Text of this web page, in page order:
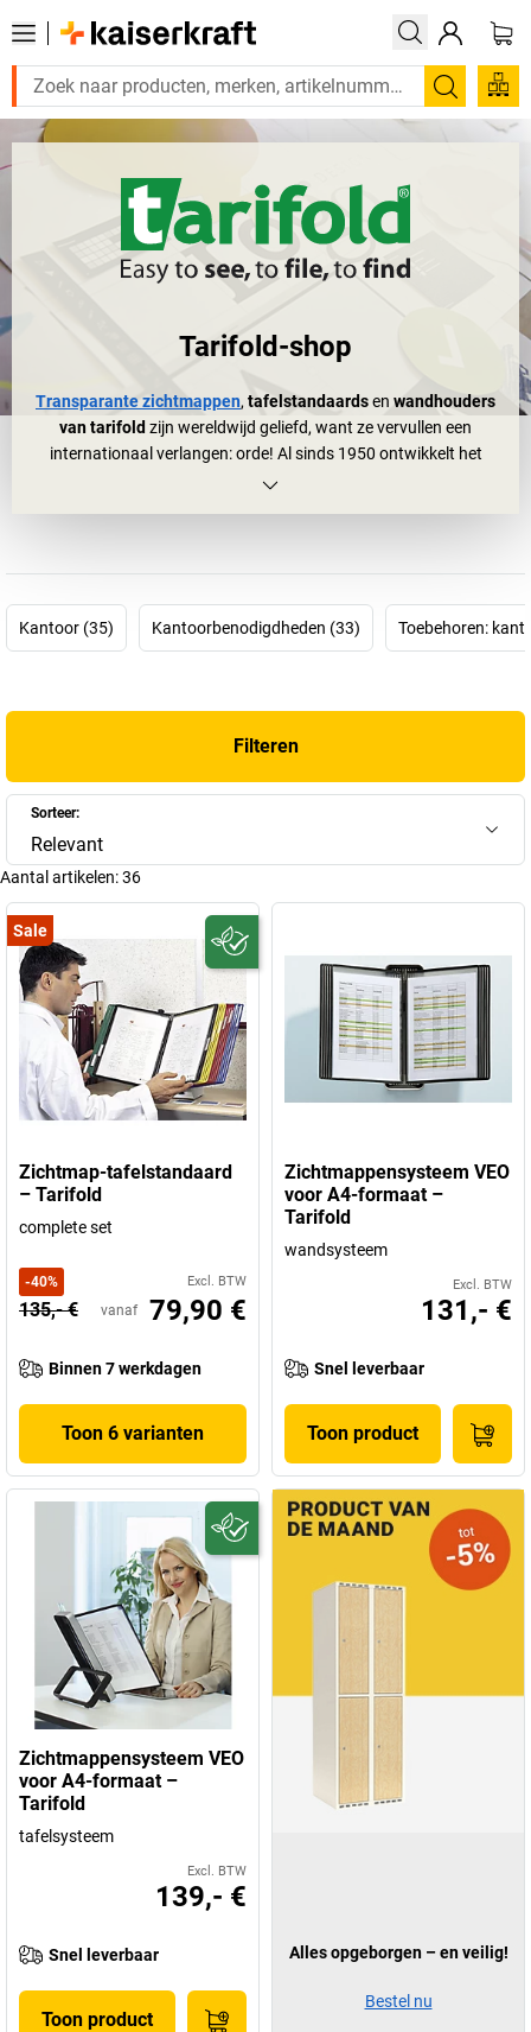
Zoeken
Tarifold-shop
Transparante zichtmappen, tafelstandaardsen wandhouders
van tarifold zijn wereldwijd geliefd, want ze vervullen een
internationaal verlangen: orde! Al sinds 1950 ontwikkelt het
Franse bedrijf tarifold, dat gevestigd is in de mooie Elzas, direct
tarifold als onderdeel van de T3L-groep tot de toonaangevende
fabrikanten in de branche met een hoog exportaandeel over de
zichtmapsystemen van tarifold
handleidingen, checklists enz., centraal beschikbaar en
laboratoria, fabrieken, werkplaatsen of kantoren. In een tarifold-
tafelstandaard kunnen bijvoorbeeld diverse documenten
overzichtelijk en gemakkelijk door te bladeren worden opgesteld,
terwijl een tarifold-hangmap vooral geschikt is voor prijslijsten en
kopieersjablonen. In onze tarifold-shop bestelt u de
ordeningsoplossing die het beste bij u past!
Kantoor (35) Kantoorbenodigdheden (33) Toebehoren:
Filteren
Sorteer:
Relevant
Aantal artikelen:36
Sale
Zichtmap-tafelstandaard
– Tarifold
complete set
-40% Excl. BTW
135,- € vanaf 79,90 €
Binnen 7 werkdagen
Toon 6 varianten
Zichtmappensysteem VEO
voor A4-formaat –
Tarifold
wandsysteem
Excl. BTW
131,- €
Snel leverbaar
Toon product
Zichtmappensysteem VEO
voor A4-formaat –
Tarifold
tafelsysteem
Excl. BTW
139,- €
Snel leverbaar
Toon product
Alles opgeborgen – en veilig!
Bestel nu